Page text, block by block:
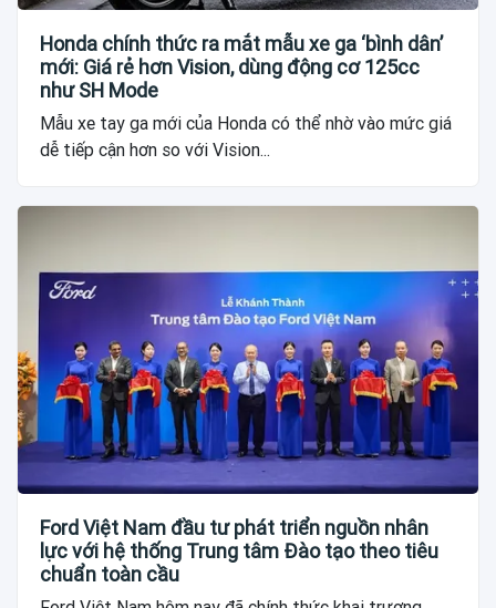
Honda chính thức ra mắt mẫu xe ga ‘bình dân’
mới: Giá rẻ hơn Vision, dùng động cơ 125cc
như SH Mode
Mẫu xe tay ga mới của Honda có thể nhờ vào mức giá
dễ tiếp cận hơn so với Vision...
Ford Việt Nam đầu tư phát triển nguồn nhân
lực với hệ thống Trung tâm Đào tạo theo tiêu
chuẩn toàn cầu